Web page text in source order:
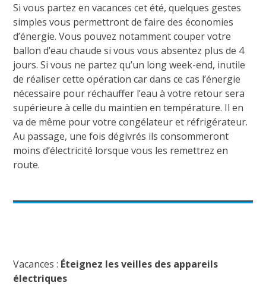
Si vous partez en vacances cet été, quelques gestes
simples vous permettront de faire des économies
d’énergie. Vous pouvez notamment couper votre
ballon d’eau chaude si vous vous absentez plus de 4
jours. Si vous ne partez qu’un long week-end, inutile
de réaliser cette opération car dans ce cas l’énergie
nécessaire pour réchauffer l’eau à votre retour sera
supérieure à celle du maintien en température. Il en
va de même pour votre congélateur et réfrigérateur.
Au passage, une fois dégivrés ils consommeront
moins d’électricité lorsque vous les remettrez en
route.
Vacances : Éteignez les veilles des appareils
électriques